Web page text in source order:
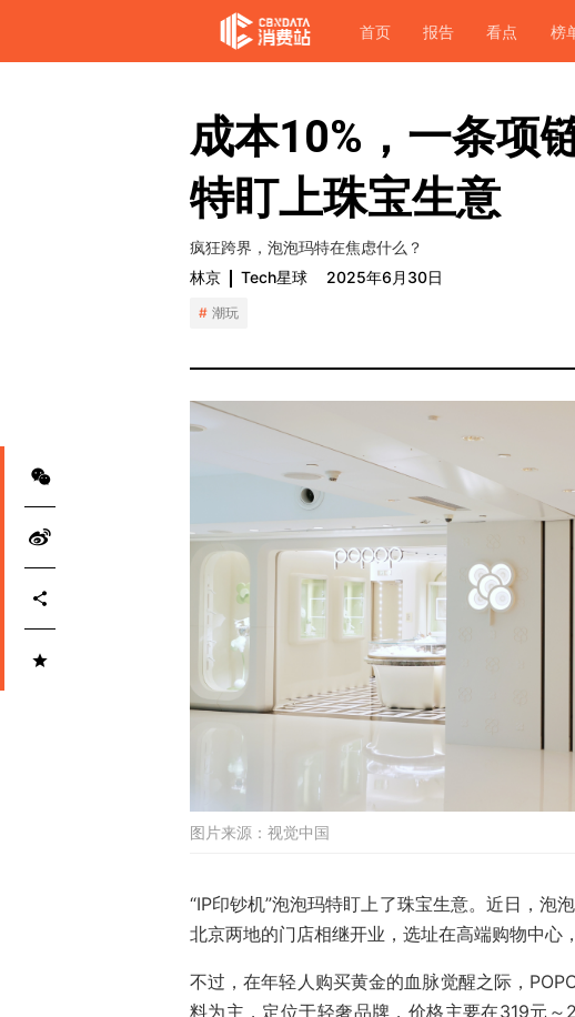
首页 报告 看点 榜
成本10%，一条项
特盯上珠宝生意
疯狂跨界，泡泡玛特在焦虑什么？
林京
Tech星球 2025年6月30日
潮玩
图片来源： 视觉中国
“IP印钞机”泡泡玛特盯上了珠宝生意。近日，泡
北京两地的门店相继开业，选址在高端购物中心
不过，在年轻人购买黄金的血脉觉醒之际，
料为主，定位于轻奢品牌，价格主要在319元